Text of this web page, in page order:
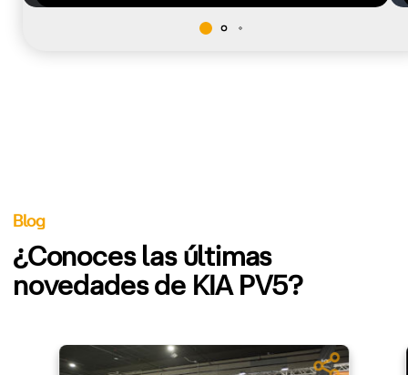
Blog
¿Conoces las últimas
novedades de KIA PV5?